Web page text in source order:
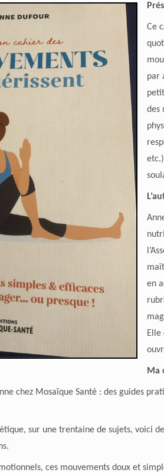
Ce
par
des
en
Elle
Ma
chez Mosaïque Santé : des guides
sur une trentaine de sujets, voici
ces mouvements doux et